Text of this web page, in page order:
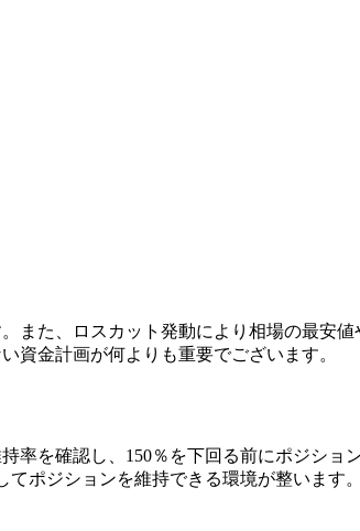
また、ロスカット発動により相場の最安
資金計画が何よりも重要でございます。
を確認し、150％を下回る前にポジショ
ポジションを維持できる環境が整います。